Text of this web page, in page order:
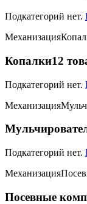
Подкатегорий нет.
Механизация
Копалки12
Подкатегорий нет.
Механизация
Подкатегорий нет.
Механизация
Посевные